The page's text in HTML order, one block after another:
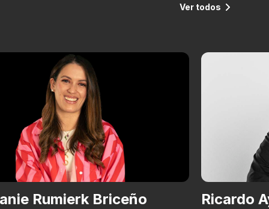
Ver todos
Rumierk Briceño Ricardo